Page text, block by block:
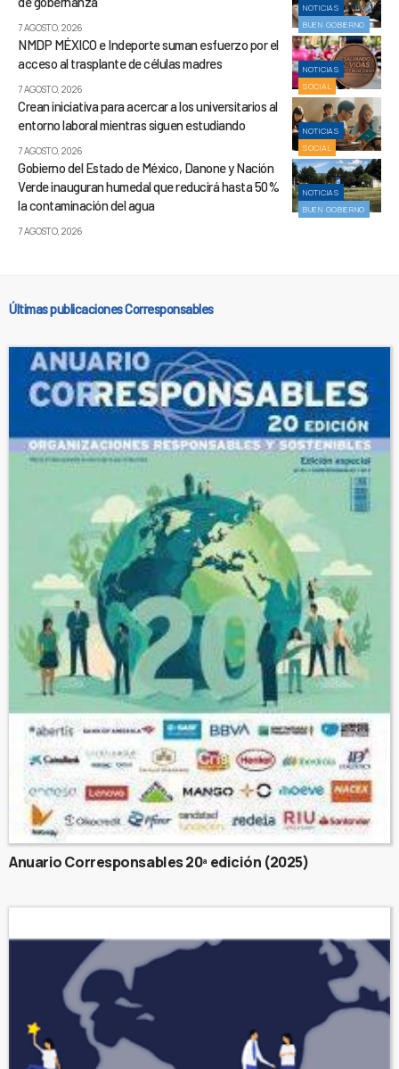
NOTICIAS
BUEN GOBIERNO
7 AGOSTO, 2026
NOTICIAS
SOCIAL
NMDP MÉXICO e Indeporte suman esfuerzo por el
acceso al trasplante de células madres
7 AGOSTO, 2026
NOTICIAS
SOCIAL
Crean iniciativa para acercar a los universitarios al
entorno laboral mientras siguen estudiando
7 AGOSTO, 2026
NOTICIAS
BUEN GOBIERNO
Gobierno del Estado de México, Danone y Nación
Verde inauguran humedal que reducirá hasta 50%
la contaminación del agua
7 AGOSTO, 2026
Últimas publicaciones Corresponsables
Anuario Corresponsables 20ª edición (2025)